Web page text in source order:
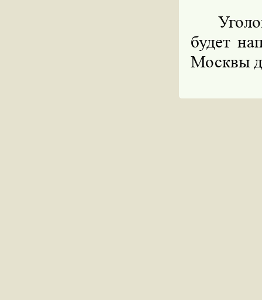
будет
Москвы